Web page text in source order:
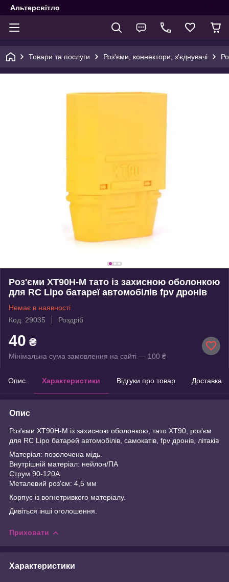
Альтерсвітло
Товари та послуги Роз'єми, коннектори, з'єднувачі
Роз'єми XT90H-M тато із захисною оболонкою
для RC Lipo батареї автомобілів fpv дронів
Немає в наявності
Код: 29035
Роздріб
40 ₴
Мінімальна сума замовлення на сайті — 100 ₴
Опис Характеристики Відгуки про товар Доставка
Опис
Роз'єми XT90H-M із захисною оболонкою, тато XT90, роз'єм
для RC Lipo батарей автомобілів, самокатів, fpv дронів, літаків
Матеріал: позолочена мідь.
Внутрішній матеріал: нейлон/ПА
Струм 90-120A.
Металевий роз'єм: 4,5 мм
Корпус із вогнетривкого матеріалу.
Дивіться інші оголошення.
Приховати
Характеристики